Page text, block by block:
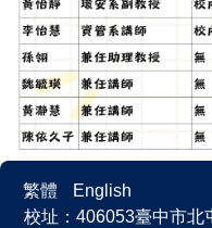
繁體
English
校址：406053臺中市北